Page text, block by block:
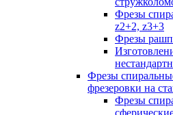
Фрезы
z2+2, z3+3
Фрезы
Фрезы
фрезеровки на
Фрезы